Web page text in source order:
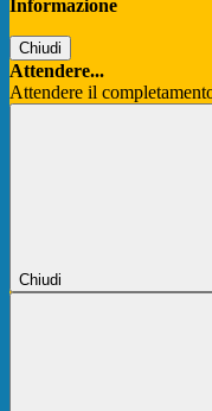
Informazione
Chiudi
Attendere...
Attendere il
Chiudi